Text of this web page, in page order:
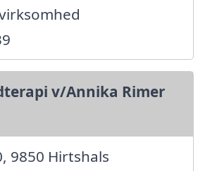
v/Annika Rimer
9850 Hirtshals